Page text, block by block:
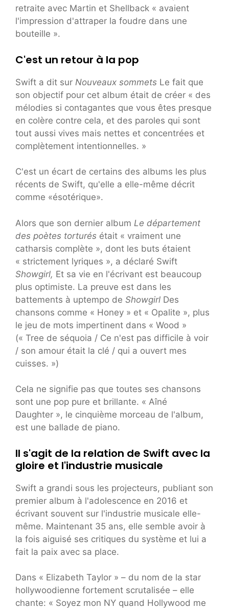
retraite avec Martin et Shellback « avaient
l'impression d'attraper la foudre dans une
bouteille ».
C'est un retour à la pop
Swift a dit sur Nouveaux sommets Le fait que
son objectif pour cet album était de créer « des
mélodies si contagantes que vous êtes presque
en colère contre cela, et des paroles qui sont
tout aussi vives mais nettes et concentrées et
complètement intentionnelles. »
C'est un écart de certains des albums les plus
récents de Swift, qu'elle a elle-même décrit
comme «ésotérique».
Alors que son dernier album Le département
des poètes torturés était « vraiment une
catharsis complète », dont les buts étaient
« strictement lyriques », a déclaré Swift
Showgirl, Et sa vie en l'écrivant est beaucoup
plus optimiste. La preuve est dans les
battements à uptempo de Showgirl Des
chansons comme « Honey » et « Opalite », plus
le jeu de mots impertinent dans « Wood »
(« Tree de séquoia / Ce n'est pas difficile à voir
/ son amour était la clé / qui a ouvert mes
cuisses. »)
Cela ne signifie pas que toutes ses chansons
sont une pop pure et brillante. « Aîné
Daughter », le cinquième morceau de l'album,
est une ballade de piano.
Il s'agit de la relation de Swift avec la
gloire et l'industrie musicale
Swift a grandi sous les projecteurs, publiant son
premier album à l'adolescence en 2016 et
écrivant souvent sur l'industrie musicale elle-
même. Maintenant 35 ans, elle semble avoir à
la fois aiguisé ses critiques du système et lui a
fait la paix avec sa place.
Dans « Elizabeth Taylor » – du nom de la star
hollywoodienne fortement scrutalisée – elle
chante: « Soyez mon NY quand Hollywood me